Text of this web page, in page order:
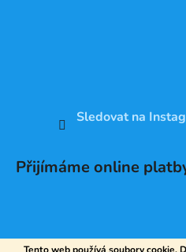
Sledovat na
Přijímáme online